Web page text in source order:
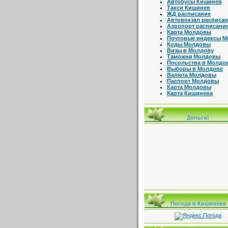
Автобусы Кишинев
Такси Кишинев
ЖД расписание
Автовокзал
Аэропорт
Карта Молдовы
Почтовые индексы
Коды Молдовы
Визы в Молдову
Таможня Молдовы
Посольства в
Выборы в Молдове
Валюта Молдовы
Паспорт Молдовы
Карта Молдовы
Карта Кишинева
Деньги!
Погода в Кишиневе